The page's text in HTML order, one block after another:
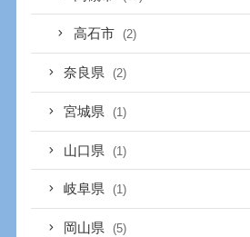
高石市 (2)
奈良県 (2)
宮城県 (1)
山口県 (1)
岐阜県 (1)
岡山県 (5)